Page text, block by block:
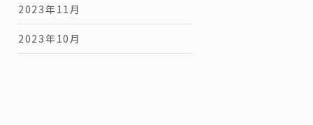
2023年11月
2023年10月